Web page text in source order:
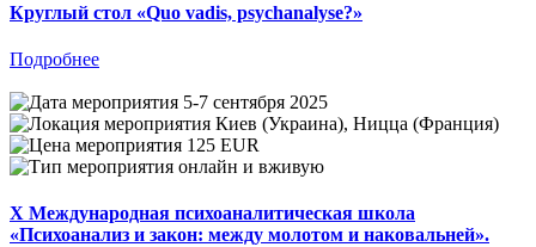
Круглый стол «Quo vadis, psychanalyse?»
Подробнее
5-7 сентября 2025
Киев (Украина), Ницца (Франция)
125 EUR
онлайн и вживую
X Международная психоаналитическая школа
«Психоанализ и закон: между молотом и наковальней».